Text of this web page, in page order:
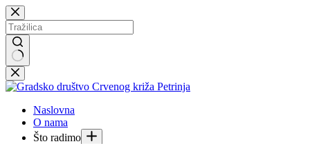
Preskoči
na
sadržaj
Nema
rezultata.
Naslovna
O nama
Što radimo